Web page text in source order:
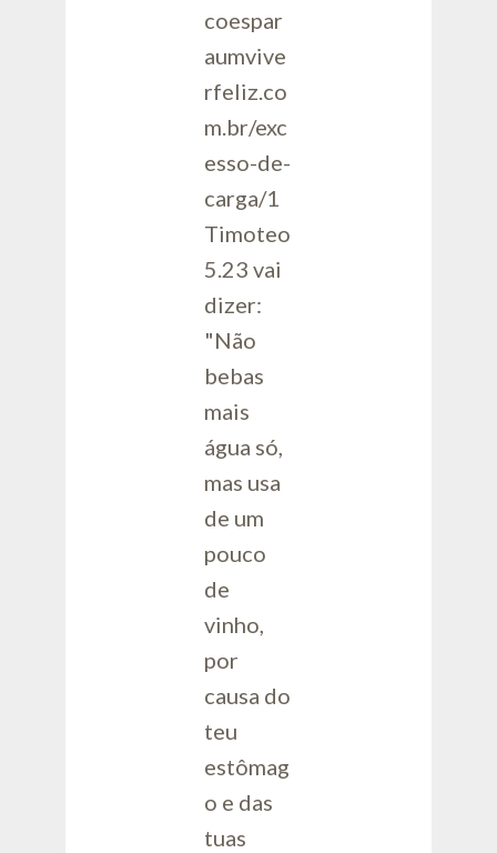
coespar
aumvive
rfeliz.co
m.br/exc
esso-de-
carga/1
Timoteo
5.23 vai
dizer:
"Não
bebas
mais
água só,
mas usa
de um
pouco
de
vinho,
por
causa do
teu
estômag
o e das
tuas